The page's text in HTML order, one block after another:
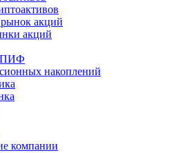
акций
акций
ПИФ
накоплений
компании